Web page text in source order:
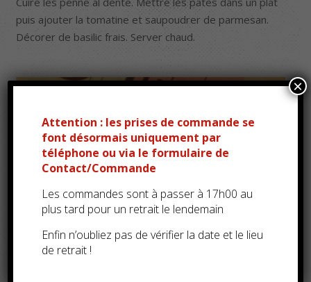
puis ajouter la tomatine et saupoudrer de parmesan.
Décorer de basilic frais. Server chaud.
Attention : les prises de commande se
font désormais uniquement par
téléphone ou via le formulaire de
Contact/Commande
Les commandes sont à passer à 17h00 au
plus tard pour un retrait le lendemain
Enfin n’oubliez pas de vérifier la date et le lieu
de retrait !
×